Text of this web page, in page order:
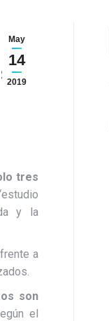
May
14
2019
tres
y la
a
son
el